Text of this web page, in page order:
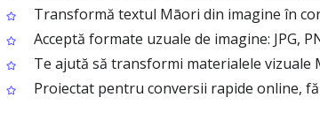
Transformă textul Māori din imagine în
Acceptă formate uzuale de imagine: JPG,
Te ajută să transformi materialele
Proiectat pentru conversii rapide online,